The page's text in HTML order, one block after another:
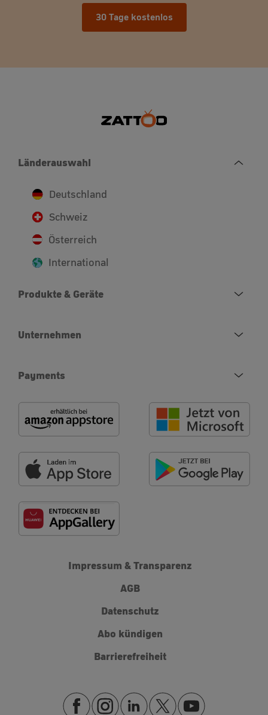
30 Tage kostenlos
Länderauswahl
Deutschland
Schweiz
Österreich
International
Produkte & Geräte
Unternehmen
Payments
Impressum & Transparenz
AGB
Datenschutz
Abo kündigen
Barrierefreiheit